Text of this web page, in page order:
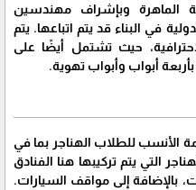
الماهرة وبإشراف مهندسين
في البناء قد يتم اتباعها. يتم
حيث تشتمل أيضًا على
أبواب وأبواب تهوية.
الأنسب للطلاب الهناجر بما في
التي يتم تركيبها هنا الفنادق
بالإضافة إلى مواقف السيارات.